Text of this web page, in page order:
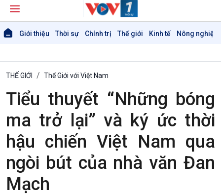
Giới thiệu Thời sự Chính trị Thế giới Kinh tế Nông nghiệp
THẾ GIỚI Thế Giới với Việt Nam
Tiểu thuyết “Những bóng
ma trở lại” và ký ức thời
hậu chiến Việt Nam qua
ngòi bút của nhà văn Đan
Mạch